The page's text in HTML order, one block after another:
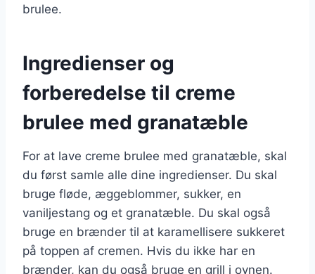
brulee.
Ingredienser og
forberedelse til creme
brulee med granatæble
For at lave creme brulee med granatæble, skal
du først samle alle dine ingredienser. Du skal
bruge fløde, æggeblommer, sukker, en
vaniljestang og et granatæble. Du skal også
bruge en brænder til at karamellisere sukkeret
på toppen af cremen. Hvis du ikke har en
brænder, kan du også bruge en grill i ovnen.